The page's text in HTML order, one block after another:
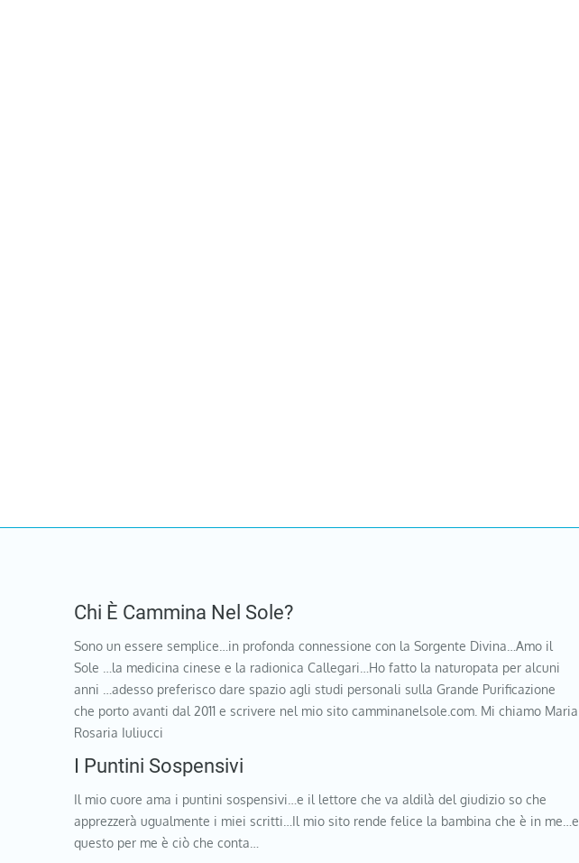
Chi È Cammina Nel Sole?
Sono un essere semplice…in profonda connessione con la Sorgente Divina…Amo il
Sole …la medicina cinese e la radionica Callegari…Ho fatto la naturopata per alcuni
anni …adesso preferisco dare spazio agli studi personali sulla Grande Purificazione
che porto avanti dal 2011 e scrivere nel mio sito camminanelsole.com. Mi chiamo Maria
Rosaria Iuliucci
I Puntini Sospensivi
Il mio cuore ama i puntini sospensivi…e il lettore che va aldilà del giudizio so che
apprezzerà ugualmente i miei scritti…Il mio sito rende felice la bambina che è in me…e
questo per me è ciò che conta…